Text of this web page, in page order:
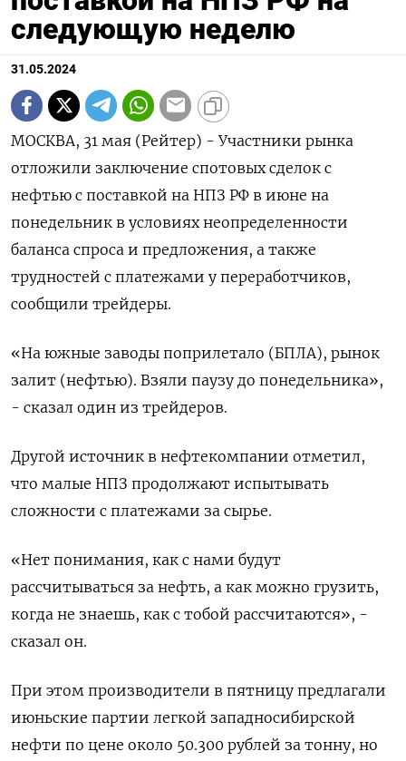
следующую неделю
31.05.2024
МОСКВА, 31 мая (Рейтер) - Участники рынка
отложили заключение спотовых сделок с
нефтью с поставкой на НПЗ РФ в июне на
понедельник в условиях неопределенности
баланса спроса и предложения, а также
трудностей с платежами у переработчиков,
сообщили трейдеры.
«На южные заводы поприлетало (БПЛА), рынок
залит (нефтью). Взяли паузу до понедельника»,
- сказал один из трейдеров.
Другой источник в нефтекомпании отметил,
что малые НПЗ продолжают испытывать
сложности с платежами за сырье.
«Нет понимания, как с нами будут
рассчитываться за нефть, а как можно грузить,
когда не знаешь, как с тобой рассчитаются», -
сказал он.
При этом производители в пятницу предлагали
июньские партии легкой западносибирской
нефти по цене около 50.300 рублей за тонну, но